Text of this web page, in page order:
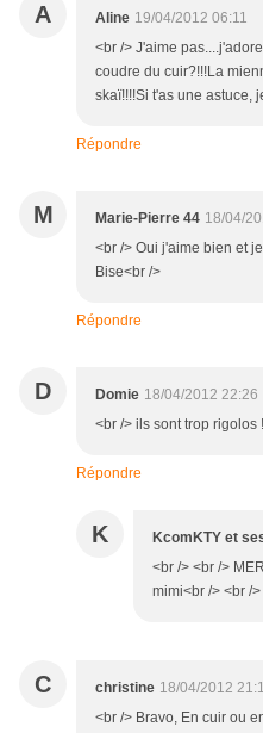
A Aline 19/04/2012 06:11
<br /> J'aime
coudre du cuir?!!!La
skaï!!!!Si t'as une astuce,
Répondre
M Marie-Pierre 44 18/04/
<br /> Oui j'aime bien et
Bise<br />
Répondre
D Domie 18/04/2012 22:26
<br /> ils sont trop rigolos
Répondre
K KcomKTY et
<br /> <br />
mimi<br /> <br /
C christine 18/04/2012
<br /> Bravo, En cuir ou